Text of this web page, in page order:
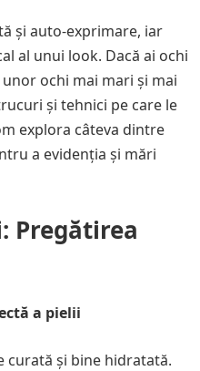
și auto-exprimare, iar
al unui look. Dacă ai ochi
ochi mai mari și mai
și tehnici pe care le
explora câteva dintre
a evidenția și mări
Pregătirea
a pielii
curată și bine hidratată.